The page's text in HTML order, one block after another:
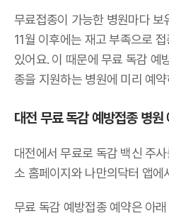
무료접종이 가능한 병원마다 보
11월 이후에는 재고 부족으로
있어요. 이 때문에 무료 독감 예
종을 지원하는 병원에 미리 예
대전 무료 독감 예방접종 병원
대전에서 무료로 독감 백신 주
소 홈페이지와 나만의닥터 앱에
무료 독감 예방접종 예약은 아